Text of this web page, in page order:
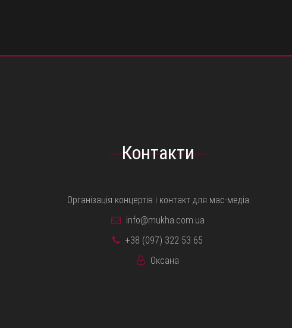
Контакти
Організація концертів і контакт для мас-медіа:
info@mukha.com.ua
+38 (097) 322 53 65
Оксана